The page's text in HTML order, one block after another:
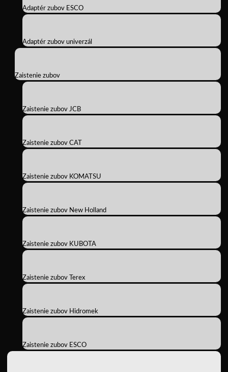
Adaptér zubov ESCO
Adaptér zubov univerzál
Zaistenie zubov
Zaistenie zubov JCB
Zaistenie zubov CAT
Zaistenie zubov KOMATSU
Zaistenie zubov New Holland
Zaistenie zubov KUBOTA
Zaistenie zubov Terex
Zaistenie zubov Hidromek
Zaistenie zubov ESCO